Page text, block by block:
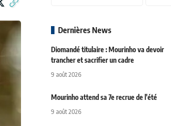
Dernières News
Diomandé titulaire : Mourinho va devoir
trancher et sacrifier un cadre
9 août 2026
Mourinho attend sa 7e recrue de l'été
9 août 2026